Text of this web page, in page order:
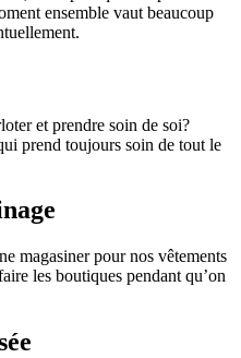
ensemble vaut beaucoup
et prendre soin de soi?
prend toujours soin de tout le
magasiner pour nos vêtements
les boutiques pendant qu’on